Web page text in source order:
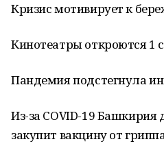
Кризис мотивирует к
Кинотеатры откроются 1
Пандемия подстегнула
Из-за COVID-19 Башкирия
закупит вакцину от